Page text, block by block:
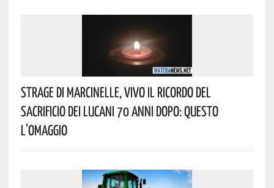
Strage Di Marcinelle, Vivo Il Ricordo Del
Sacrificio Dei Lucani 70 Anni Dopo: Questo
L’omaggio